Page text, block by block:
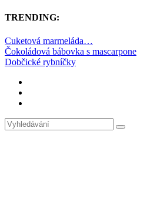
TRENDING:
Cuketová marmeláda…
Čokoládová bábovka s mascarpone
Dobčické rybníčky